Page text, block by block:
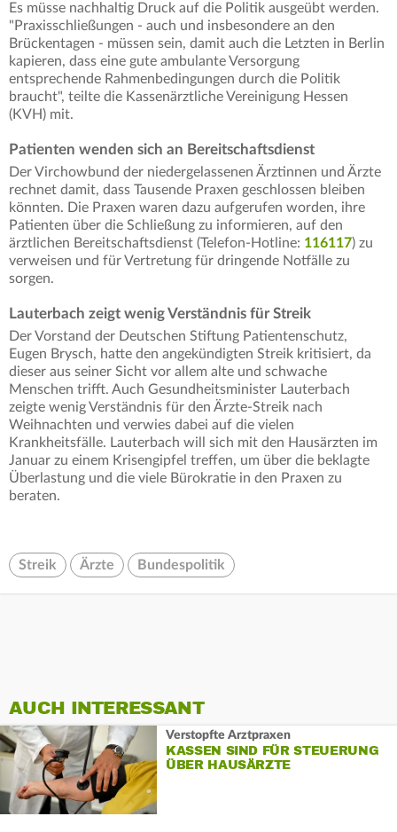
Es müsse nachhaltig Druck auf die Politik ausgeübt werden.
"Praxisschließungen - auch und insbesondere an den
Brückentagen - müssen sein, damit auch die Letzten in Berlin
kapieren, dass eine gute ambulante Versorgung
entsprechende Rahmenbedingungen durch die Politik
braucht", teilte die Kassenärztliche Vereinigung Hessen
(KVH) mit.
Patienten wenden sich an Bereitschaftsdienst
Der Virchowbund der niedergelassenen Ärztinnen und Ärzte
rechnet damit, dass Tausende Praxen geschlossen bleiben
könnten. Die Praxen waren dazu aufgerufen worden, ihre
Patienten über die Schließung zu informieren, auf den
ärztlichen Bereitschaftsdienst (Telefon-Hotline: 116117) zu
verweisen und für Vertretung für dringende Notfälle zu
sorgen.
Lauterbach zeigt wenig Verständnis für Streik
Der Vorstand der Deutschen Stiftung Patientenschutz,
Eugen Brysch, hatte den angekündigten Streik kritisiert, da
dieser aus seiner Sicht vor allem alte und schwache
Menschen trifft. Auch Gesundheitsminister Lauterbach
zeigte wenig Verständnis für den Ärzte-Streik nach
Weihnachten und verwies dabei auf die vielen
Krankheitsfälle. Lauterbach will sich mit den Hausärzten im
Januar zu einem Krisengipfel treffen, um über die beklagte
Überlastung und die viele Bürokratie in den Praxen zu
beraten.
Streik Ärzte Bundespolitik
AUCH INTERESSANT
Verstopfte Arztpraxen
KASSEN SIND FÜR STEUERUNG
ÜBER HAUSÄRZTE